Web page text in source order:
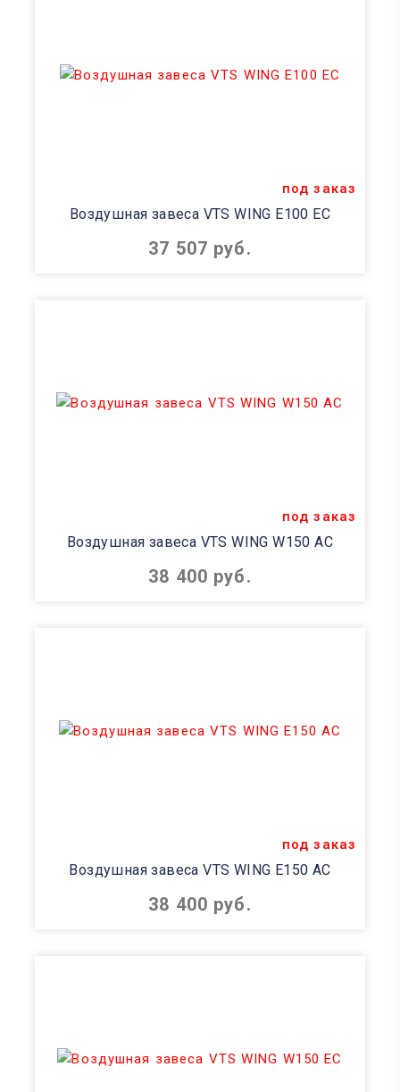
под заказ
Воздушная завеса VTS WING E100 EC
37 507 руб.
под заказ
Воздушная завеса VTS WING W150 AC
38 400 руб.
под заказ
Воздушная завеса VTS WING E150 AC
38 400 руб.